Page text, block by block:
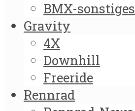
BMX-sonstiges
Gravity
4X
Downhill
Freeride
Rennrad